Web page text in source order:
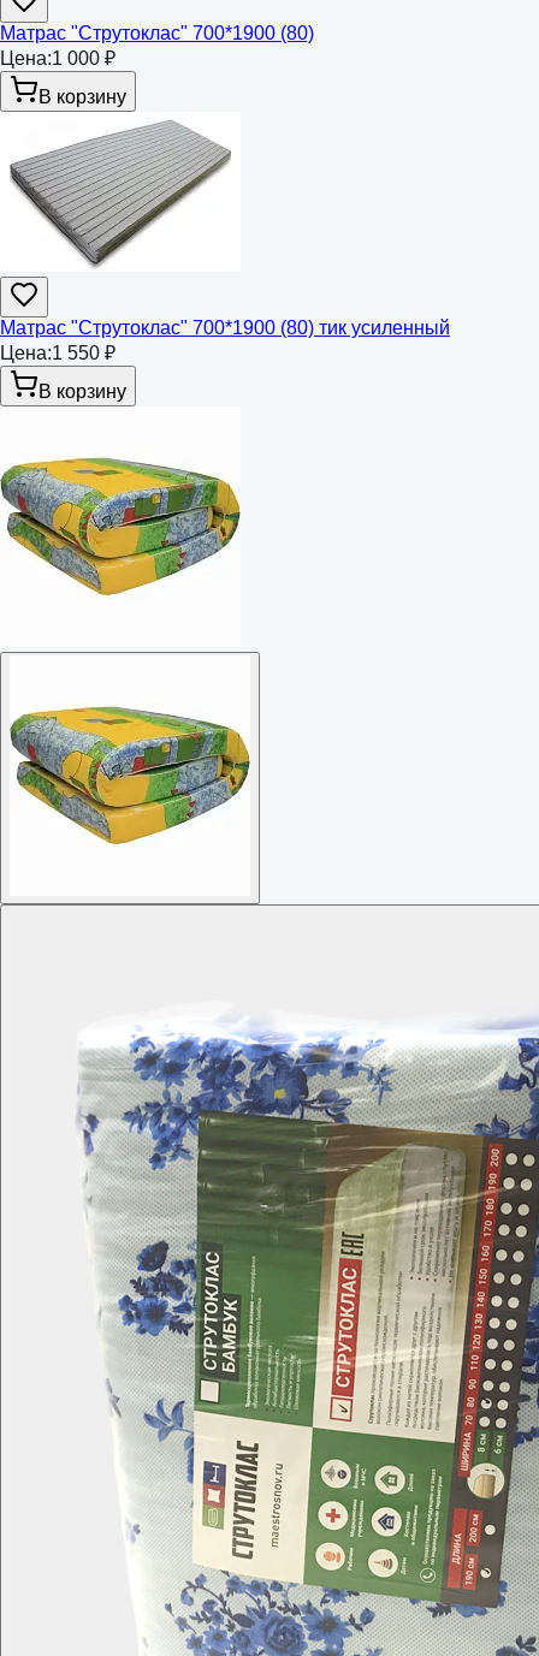
Матрас "Струтоклас" 700*1900 (80)
Цена:1 000 ₽
В корзину
Матрас "Струтоклас" 700*1900 (80) тик усиленный
Цена:1 550 ₽
В корзину